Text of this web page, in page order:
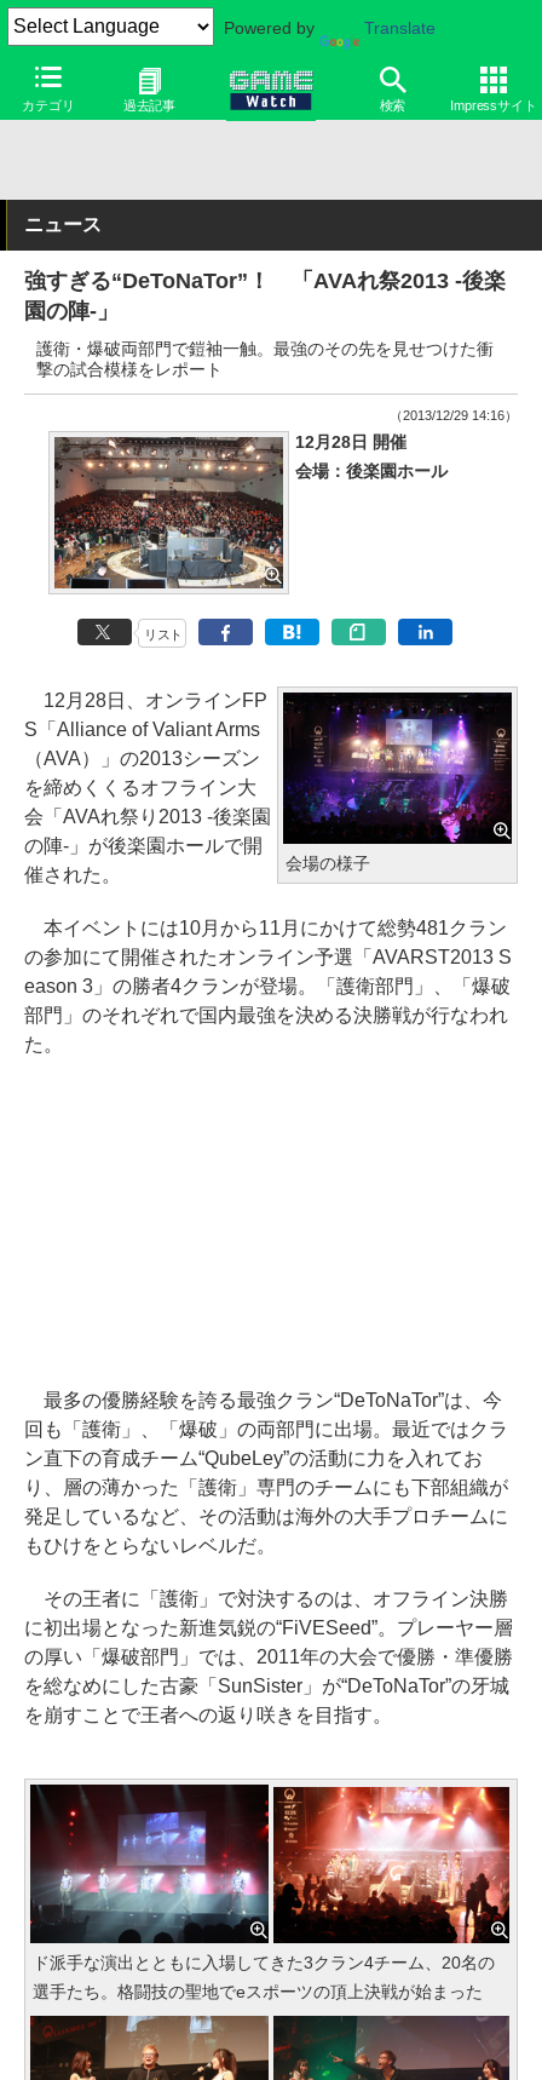
Powered by Translate
カテゴリ 過去記事 検索 Impressサイト
ニュース
強すぎる“DeToNaTor”！ 「AVAれ祭2013 -後楽
園の陣-」
護衛・爆破両部門で鎧袖一触。最強のその先を見せつけた衝
撃の試合模様をレポート
（2013/12/29 14:16）
12月28日 開催
会場：後楽園ホール
リスト
会場の様子
12月28日、オンラインFP
S「Alliance of Valiant Arms
（AVA）」の2013シーズン
を締めくくるオフライン大
会「AVAれ祭り2013 -後楽園
の陣-」が後楽園ホールで開
催された。
本イベントには10月から11月にかけて総勢481クラン
の参加にて開催されたオンライン予選「AVARST2013 S
eason 3」の勝者4クランが登場。「護衛部門」、「爆破
部門」のそれぞれで国内最強を決める決勝戦が行なわれ
た。
最多の優勝経験を誇る最強クラン“DeToNaTor”は、今
回も「護衛」、「爆破」の両部門に出場。最近ではクラ
ン直下の育成チーム“QubeLey”の活動に力を入れてお
り、層の薄かった「護衛」専門のチームにも下部組織が
発足しているなど、その活動は海外の大手プロチームに
もひけをとらないレベルだ。
その王者に「護衛」で対決するのは、オフライン決勝
に初出場となった新進気鋭の“FiVESeed”。プレーヤー層
の厚い「爆破部門」では、2011年の大会で優勝・準優勝
を総なめにした古豪「SunSister」が“DeToNaTor”の牙城
を崩すことで王者への返り咲きを目指す。
ド派手な演出とともに入場してきた3クラン4チーム、20名の
選手たち。格闘技の聖地でeスポーツの頂上決戦が始まった